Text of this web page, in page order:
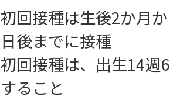
初回接種は生後2か月
日後までに接種
初回接種は、出生14週
すること